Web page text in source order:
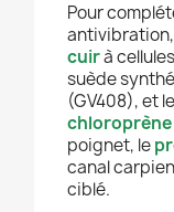
Pour
cuirà
suède
(GV408), et
chloroprène
poignet, le
canal
ciblé.